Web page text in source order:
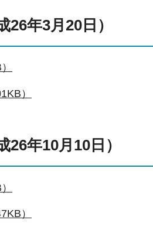
年3月20日）
）
年10月10日）
）